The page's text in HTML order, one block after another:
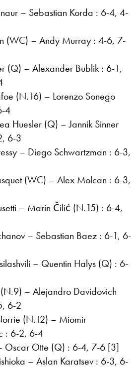
– Sebastian Korda : 6-4, 4-
(WC) – Andy Murray : 4-6, 7-
(Q) – Alexander Bublik : 6-1,
(N.16) – Lorenzo Sonego
4
Huesler (Q) – Jannik Sinner
6-3
– Diego Schwartzman : 6-3,
(WC) – Alex Molcan : 6-3,
– Marin Čilić (N.15) : 6-4,
– Sebastian Baez : 6-1, 6-
– Quentin Halys (Q) : 6-
– Alejandro Davidovich
6-2
(N.12) – Miomir
: 6-2, 6-4
Oscar Otte (Q) : 6-4, 7-6 [3]
– Aslan Karatsev : 6-3, 6-